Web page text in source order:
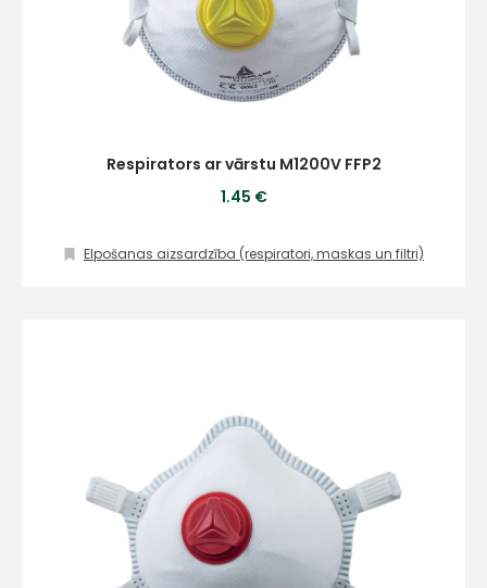
Respirators ar vārstu M1200V FFP2
1.45 €
Elpošanas aizsardzība (respiratori, maskas un filtri)